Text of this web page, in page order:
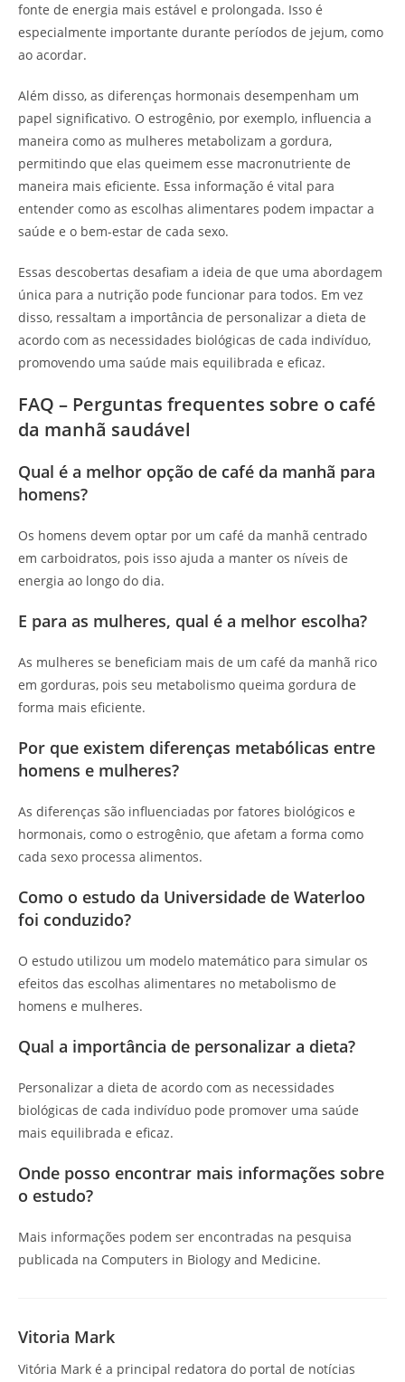
fonte de energia mais estável e prolongada. Isso é
especialmente importante durante períodos de jejum, como
ao acordar.
Além disso, as diferenças hormonais desempenham um
papel significativo. O estrogênio, por exemplo, influencia a
maneira como as mulheres metabolizam a gordura,
permitindo que elas queimem esse macronutriente de
maneira mais eficiente. Essa informação é vital para
entender como as escolhas alimentares podem impactar a
saúde e o bem-estar de cada sexo.
Essas descobertas desafiam a ideia de que uma abordagem
única para a nutrição pode funcionar para todos. Em vez
disso, ressaltam a importância de personalizar a dieta de
acordo com as necessidades biológicas de cada indivíduo,
promovendo uma saúde mais equilibrada e eficaz.
FAQ – Perguntas frequentes sobre o café
da manhã saudável
Qual é a melhor opção de café da manhã para
homens?
Os homens devem optar por um café da manhã centrado
em carboidratos, pois isso ajuda a manter os níveis de
energia ao longo do dia.
E para as mulheres, qual é a melhor escolha?
As mulheres se beneficiam mais de um café da manhã rico
em gorduras, pois seu metabolismo queima gordura de
forma mais eficiente.
Por que existem diferenças metabólicas entre
homens e mulheres?
As diferenças são influenciadas por fatores biológicos e
hormonais, como o estrogênio, que afetam a forma como
cada sexo processa alimentos.
Como o estudo da Universidade de Waterloo
foi conduzido?
O estudo utilizou um modelo matemático para simular os
efeitos das escolhas alimentares no metabolismo de
homens e mulheres.
Qual a importância de personalizar a dieta?
Personalizar a dieta de acordo com as necessidades
biológicas de cada indivíduo pode promover uma saúde
mais equilibrada e eficaz.
Onde posso encontrar mais informações sobre
o estudo?
Mais informações podem ser encontradas na pesquisa
publicada na Computers in Biology and Medicine.
Vitoria Mark
Vitória Mark é a principal redatora do portal de notícias